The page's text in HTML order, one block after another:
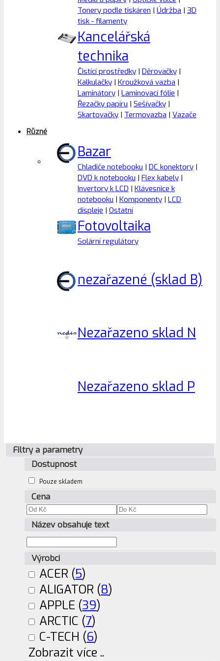
Tonery podle tiskáren | Údržba | 3D
tisk - filamenty
Kancelářská
technika
Čistící prostředky | Děrovačky |
Kalkulačky | Kroužková vazba |
Laminátory | Laminovací fólie |
Řezačky papíru | Sešívačky |
Skartovačky | Termovazba | Vazače
Různé
Bazar
Chladiče notebooku | DC konektory |
DVD k notebooku | Flex kabely |
Invertory k LCD | Klávesnice k
notebooku | Komponenty | LCD
displeje | Ostatní
Fotovoltaika
Solární regulátory
nezařazené (sklad B)
Nezařazeno sklad N
Nezařazeno sklad P
Filtry a parametry
Dostupnost
Pouze skladem
Cena
Název obsahuje text
Výrobci
ACER (5)
ALIGATOR (8)
APPLE (39)
ARCTIC (7)
C-TECH (6)
Zobrazit více ..